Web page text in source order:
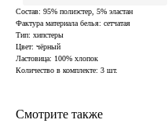
Состав: 95% полиэстер, 5% эластан
Фактура материала белья: сетчатая
Тип: хипстеры
Цвет: чёрный
Ластовица: 100% хлопок
Количество в комплекте: 3 шт.
Смотрите также